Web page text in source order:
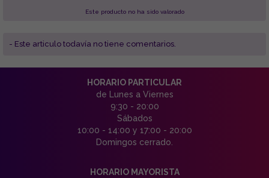
Este producto no ha sido valorado
- Este articulo todavía no tiene comentarios.
HORARIO PARTICULAR
de Lunes a Viernes
9:30 - 20:00
Sábados
10:00 - 14:00 y 17:00 - 20:00
Domingos cerrado.
HORARIO MAYORISTA